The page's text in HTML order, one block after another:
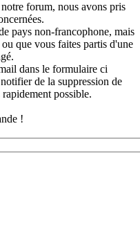
forum, nous avons pris
pays non-francophone, mais
que vous faites partis d'une
dans le formulaire ci
de la suppression de
possible.
!